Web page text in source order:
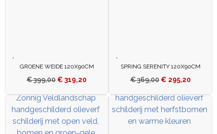
GROENE WEIDE 120X90CM
€399,00 € 319,20
SPRING SERENITY 120X90CM
€369,00 € 295,20